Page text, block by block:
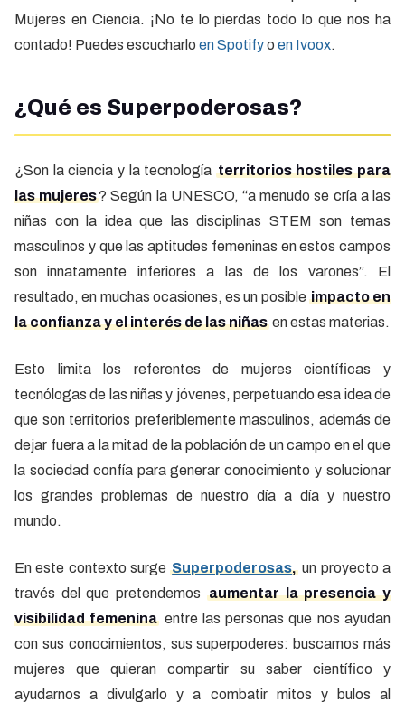
Mujeres en Ciencia. ¡No te lo pierdas todo lo que nos ha
contado! Puedes escucharlo en Spotifyo en Ivoox.
¿Qué es Superpoderosas?
¿Son la ciencia y la tecnología territorios hostiles para
las mujeres? Según la UNESCO, “a menudo se cría a las
niñas con la idea que las disciplinas STEM son temas
masculinos y que las aptitudes femeninas en estos campos
son innatamente inferiores a las de los varones”. El
resultado, en muchas ocasiones, es un posible impacto en
la confianza y el interés de las niñas en estas materias.
Esto limita los referentes de mujeres científicas y
tecnólogas de las niñas y jóvenes, perpetuando esa idea de
que son territorios preferiblemente masculinos, además de
dejar fuera a la mitad de la población de un campo en el que
la sociedad confía para generar conocimiento y solucionar
los grandes problemas de nuestro día a día y nuestro
mundo.
En este contexto surgeSuperpoderosas, un proyecto a
través del que pretendemos aumentar la presencia y
visibilidad femenina entre las personas que nos ayudan
con sus conocimientos, sus superpoderes: buscamos más
mujeres que quieran compartir su saber científico y
ayudarnos a divulgarlo y a combatir mitos y bulos al